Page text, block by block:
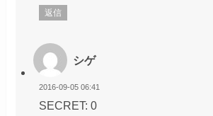
返信
シゲ
2016-09-05 06:41
SECRET: 0